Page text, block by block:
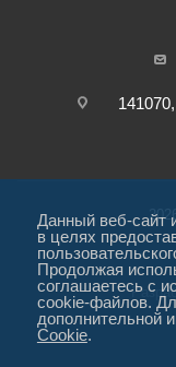
Данный веб-сайт
в целях
Продолжая
соглашаетесь с
cookie-файлов.
дополнительной
Cookie.